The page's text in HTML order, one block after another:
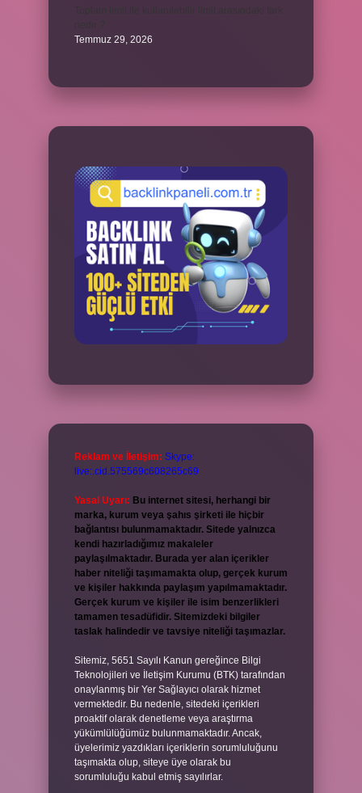
Temmuz 29, 2026
Reklam ve İletişim: Skype:
live:.cid.575569c608265c69
Yasal Uyarı: Bu internet sitesi, herhangi bir
marka, kurum veya şahıs şirketi ile hiçbir
bağlantısı bulunmamaktadır. Sitede yalnızca
kendi hazırladığımız makaleler
paylaşılmaktadır. Burada yer alan içerikler
haber niteliği taşımamakta olup, gerçek kurum
ve kişiler hakkında paylaşım yapılmamaktadır.
Gerçek kurum ve kişiler ile isim benzerlikleri
tamamen tesadüfidir. Sitemizdeki bilgiler
taslak halindedir ve tavsiye niteliği taşımazlar.
Sitemiz, 5651 Sayılı Kanun gereğince Bilgi
Teknolojileri ve İletişim Kurumu (BTK) tarafından
onaylanmış bir Yer Sağlayıcı olarak hizmet
vermektedir. Bu nedenle, sitedeki içerikleri
proaktif olarak denetleme veya araştırma
yükümlülüğümüz bulunmamaktadır. Ancak,
üyelerimiz yazdıkları içeriklerin sorumluluğunu
taşımakta olup, siteye üye olarak bu
sorumluluğu kabul etmiş sayılırlar.